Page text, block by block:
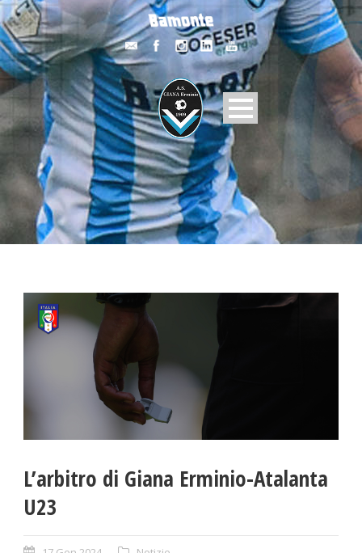
L’arbitro di Giana Erminio-Atalanta
U23